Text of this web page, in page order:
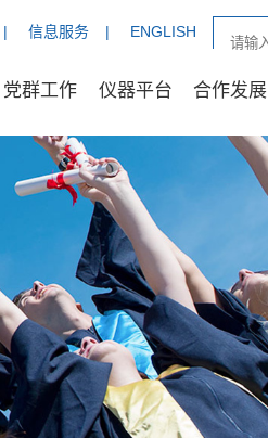
| 信息服务 | ENGLISH
党群工作 仪器平台 合作发展